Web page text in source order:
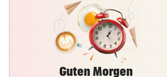
Guten Morgen